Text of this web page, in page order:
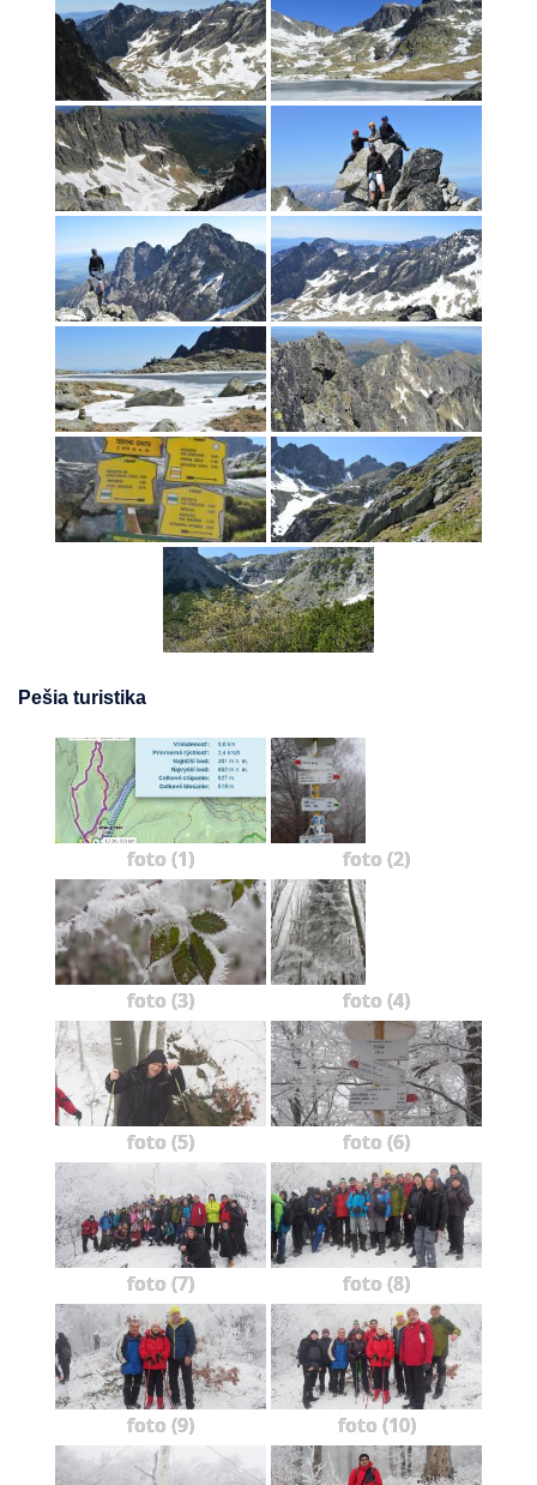
Pešia turistika
foto (1) foto (2)
foto (3) foto (4)
foto (5) foto (6)
foto (7) foto (8)
foto (9) foto (10)